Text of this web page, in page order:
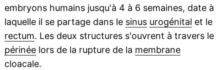
embryons humains jusqu'à 4 à 6 semaines, date à
laquelle il se partage dans le sinus urogénital et le
rectum. Les deux structures s'ouvrent à travers le
périnéelors de la rupture de la membrane
cloacale.